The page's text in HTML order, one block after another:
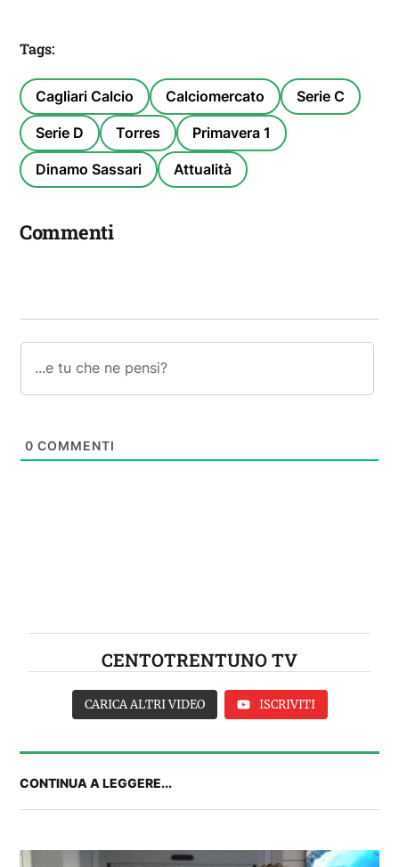
Tags:
Cagliari Calcio Calciomercato Serie C
Serie D Torres Primavera 1
Dinamo Sassari Attualità
Commenti
0 COMMENTI
CENTOTRENTUNO TV
CARICA ALTRI VIDEO ISCRIVITI
CONTINUA A LEGGERE...